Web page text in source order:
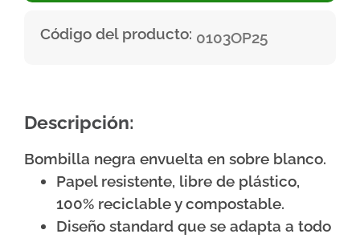
Código del producto: 0103OP25
Descripción:
Bombilla negra envuelta en sobre blanco.
Papel resistente, libre de plástico,
100% reciclable y compostable.
Diseño standard que se adapta a todo